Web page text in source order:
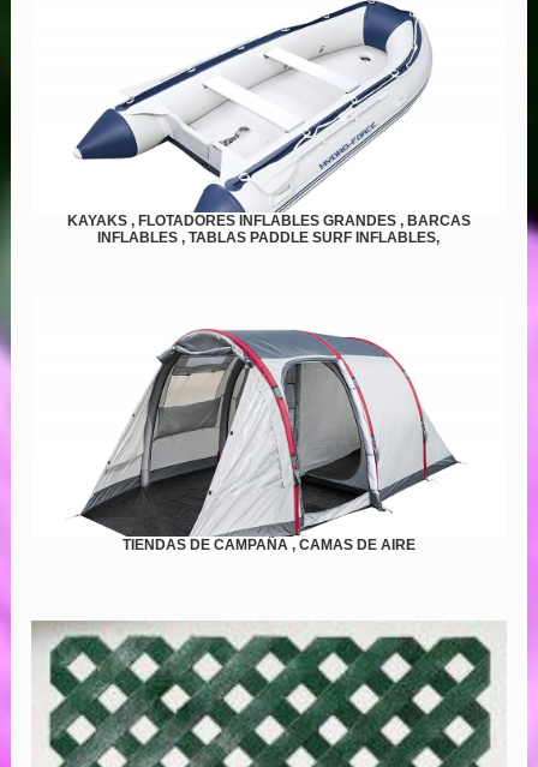
KAYAKS , FLOTADORES INFLABLES GRANDES , BARCAS
INFLABLES , TABLAS PADDLE SURF INFLABLES,
TIENDAS DE CAMPAÑA , CAMAS DE AIRE